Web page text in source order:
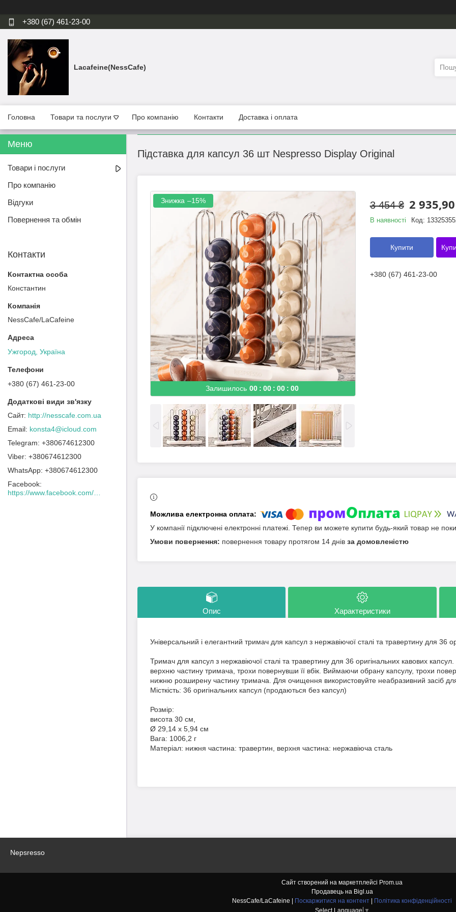
+380 (67) 461-23-00
Lacafeine(NessCafe)
Головна Товари та послуги Про компанію Контакти Доставка і оплата
Підставка для капсул 36 шт Nespresso Display Original
Залишилось 00 00 00 00
–15% 3 454 ₴ 2
В наявності Код:
Купити
+380 (67) 461-23-00
У компанії підключені електронні платежі. Тепер ви можете купити будь-який товар не
повернення товару протягом 14 днів за домовленістю
Опис Характеристики
Універсальний і елегантний тримач для капсул з нержавіючої сталі та травертину для 36
Тримач для капсул з нержавіючої сталі та травертину для 36 оригінальних кавових
верхню частину тримача, трохи повернувши її вбік. Виймаючи обрану капсулу, трохи
нижню розширену частину тримача. Для очищення використовуйте неабразивний засіб
Місткість: 36 оригінальних капсул (продаються без капсул)
Розмір:
висота 30 см,
Ø 29,14 x 5,94 см
Вага: 1006,2 г
Матеріал: нижня частина: травертин, верхня частина: нержавіюча сталь
Товари і послуги
Про компанію
Відгуки
Повернення та обмін
Контакти
Константин
NessCafe/LaCafeine
Ужгород, Україна
+380 (67) 461-23-00
http://nesscafe.com.ua
konsta4@icloud.com
+380674612300
+380674612300
+380674612300
Facebook
Nepsresso
Сайт створений на маркетплейсі Prom.ua
Продавець на Bigl.ua
Поскаржитися на контент
Політика конфіденційності
Select Language ▼